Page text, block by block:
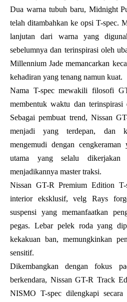
Dua warna tubuh baru, Midnight
telah ditambahkan ke opsi T-spec.
lanjutan dari warna yang
sebelumnya dan terinspirasi oleh
Millennium Jade memancarkan
kehadiran yang tenang namun kuat.
Nama T-spec mewakili filosofi
membentuk waktu dan
Sebagai pembuat trend, Nissan
menjadi yang terdepan, dan
mengemudi dengan
utama yang selalu
menjadikannya master traksi.
Nissan GT-R Premium Edition
interior eksklusif, velg Rays
suspensi yang memanfaatkan
pegas. Lebar pelek roda yang
kekakuan ban, memungkinkan
sensitif.
Dikembangkan dengan fokus
berkendara, Nissan GT-R Track
NISMO T-spec dilengkapi secara